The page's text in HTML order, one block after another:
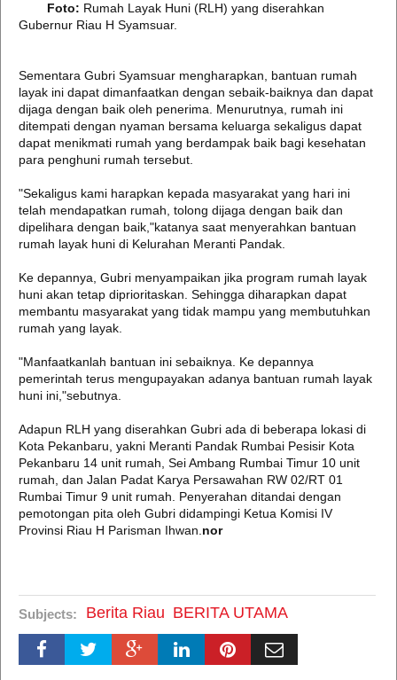
Foto: Rumah Layak Huni (RLH) yang diserahkan
Gubernur Riau H Syamsuar.
Sementara Gubri Syamsuar mengharapkan, bantuan rumah
layak ini dapat dimanfaatkan dengan sebaik-baiknya dan dapat
dijaga dengan baik oleh penerima. Menurutnya, rumah ini
ditempati dengan nyaman bersama keluarga sekaligus dapat
dapat menikmati rumah yang berdampak baik bagi kesehatan
para penghuni rumah tersebut.
"Sekaligus kami harapkan kepada masyarakat yang hari ini
telah mendapatkan rumah, tolong dijaga dengan baik dan
dipelihara dengan baik,"katanya saat menyerahkan bantuan
rumah layak huni di Kelurahan Meranti Pandak.
Ke depannya, Gubri menyampaikan jika program rumah layak
huni akan tetap diprioritaskan. Sehingga diharapkan dapat
membantu masyarakat yang tidak mampu yang membutuhkan
rumah yang layak.
"Manfaatkanlah bantuan ini sebaiknya. Ke depannya
pemerintah terus mengupayakan adanya bantuan rumah layak
huni ini,"sebutnya.
Adapun RLH yang diserahkan Gubri ada di beberapa lokasi di
Kota Pekanbaru, yakni Meranti Pandak Rumbai Pesisir Kota
Pekanbaru 14 unit rumah, Sei Ambang Rumbai Timur 10 unit
rumah, dan Jalan Padat Karya Persawahan RW 02/RT 01
Rumbai Timur 9 unit rumah. Penyerahan ditandai dengan
pemotongan pita oleh Gubri didampingi Ketua Komisi IV
Provinsi Riau H Parisman Ihwan. nor
Subjects: Berita Riau BERITA UTAMA